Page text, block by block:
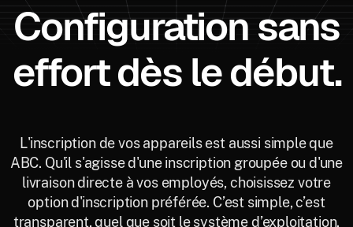
Configuration sans
effort dès le début.
L'inscription de vos appareils est aussi simple que
ABC. Qu'il s'agisse d'une inscription groupée ou d'une
livraison directe à vos employés, choisissez votre
option d'inscription préférée. C’est simple, c’est
transparent, quel que soit le système d’exploitation.